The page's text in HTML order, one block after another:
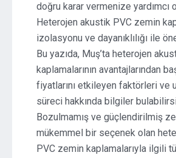
doğru karar vermenize yardımcı
Heterojen akustik PVC zemin
izolasyonu ve dayanıklılığı ile
Bu yazıda, Muş’ta heterojen
kaplamalarının avantajlarından
fiyatlarını etkileyen faktörleri ve
süreci hakkında bilgiler
Bozulmamış ve güçlendirilmiş
mükemmel bir seçenek olan
PVC zemin kaplamalarıyla ilgili